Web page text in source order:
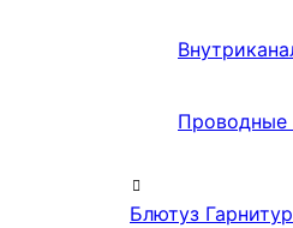
Проводные
Блютуз